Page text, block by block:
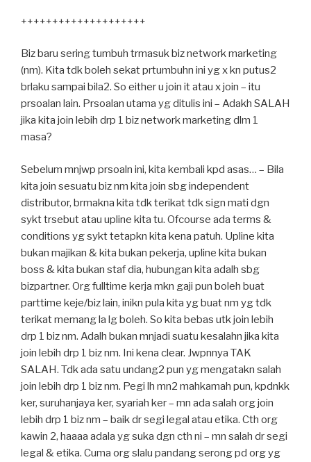
++++++++++++++++++++
Biz baru sering tumbuh trmasuk biz network marketing
(nm). Kita tdk boleh sekat prtumbuhn ini yg x kn putus2
brlaku sampai bila2. So either u join it atau x join – itu
prsoalan lain. Prsoalan utama yg ditulis ini – Adakh SALAH
jika kita join lebih drp 1 biz network marketing dlm 1
masa?
Sebelum mnjwp prsoaln ini, kita kembali kpd asas… – Bila
kita join sesuatu biz nm kita join sbg independent
distributor, brmakna kita tdk terikat tdk sign mati dgn
sykt trsebut atau upline kita tu. Ofcourse ada terms &
conditions yg sykt tetapkn kita kena patuh. Upline kita
bukan majikan & kita bukan pekerja, upline kita bukan
boss & kita bukan staf dia, hubungan kita adalh sbg
bizpartner. Org fulltime kerja mkn gaji pun boleh buat
parttime keje/biz lain, inikn pula kita yg buat nm yg tdk
terikat memang la lg boleh. So kita bebas utk join lebih
drp 1 biz nm. Adalh bukan mnjadi suatu kesalahn jika kita
join lebih drp 1 biz nm. Ini kena clear. Jwpnnya TAK
SALAH. Tdk ada satu undang2 pun yg mengatakn salah
join lebih drp 1 biz nm. Pegi lh mn2 mahkamah pun, kpdnkk
ker, suruhanjaya ker, syariah ker – mn ada salah org join
lebih drp 1 biz nm – baik dr segi legal atau etika. Cth org
kawin 2, haaaa adala yg suka dgn cth ni – mn salah dr segi
legal & etika. Cuma org slalu pandang serong pd org yg